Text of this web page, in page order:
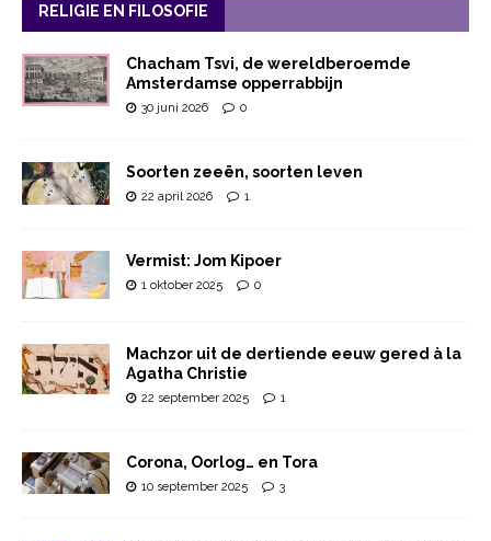
RELIGIE EN FILOSOFIE
Chacham Tsvi, de wereldberoemde
Amsterdamse opperrabbijn
30 juni 2026 0
Soorten zeeën, soorten leven
22 april 2026 1
Vermist: Jom Kipoer
1 oktober 2025 0
Machzor uit de dertiende eeuw gered à la
Agatha Christie
22 september 2025 1
Corona, Oorlog… en Tora
10 september 2025 3